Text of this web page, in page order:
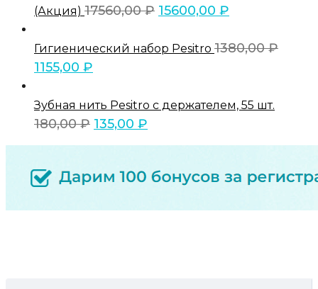
(Акция) 17560,00₽ 15600,00 ₽
Гигиенический набор Pesitro 1380,00₽
1155,00 ₽
Зубная нить Pesitro с держателем, 55 шт.
180,00₽ 135,00 ₽